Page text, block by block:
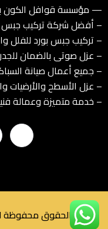
— مؤسسة قوافل الكون
– أفضل شركة تركيب جبس
– تركيب جبس بورد للفلل
– عزل صوتى بالضمان
– جميع أعمال صيانة
– عزل الأسطح والأرضيات
– خدمة متميزة وعمالة
جميع الحقوق محفوظة